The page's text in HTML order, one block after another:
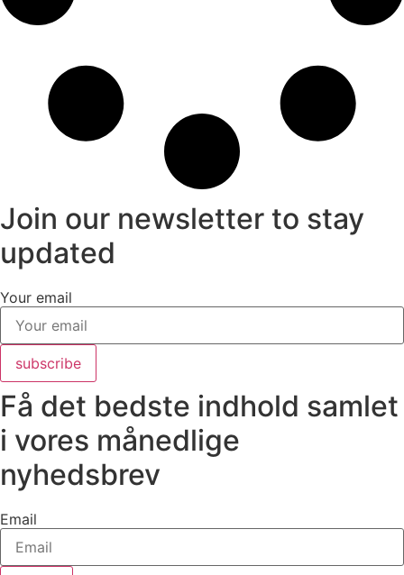
Join our newsletter to stay
updated
Your email
subscribe
Få det bedste indhold samlet
i vores månedlige
nyhedsbrev
Email